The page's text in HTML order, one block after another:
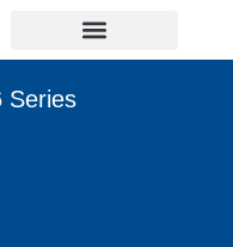
Series